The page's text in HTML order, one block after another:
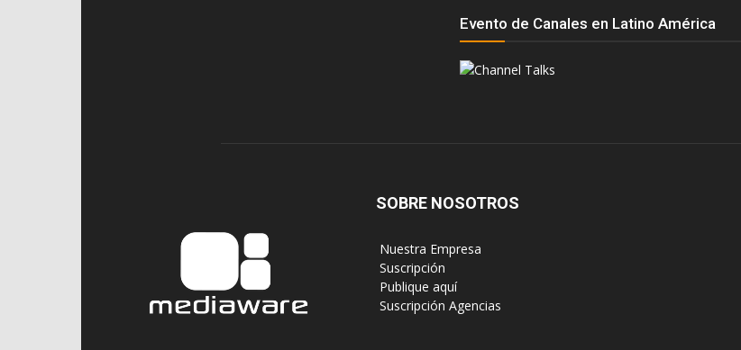
Evento de Canales en Latino América
SOBRE NOSOTROS
‎ Nuestra Empresa
‎ Suscripción
‎ Publique aquí
‎ Suscripción Agencias